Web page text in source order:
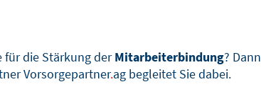
für die Stärkung derMitarbeiterbindung? Dann
Vorsorgepartner.ag begleitet Sie dabei.